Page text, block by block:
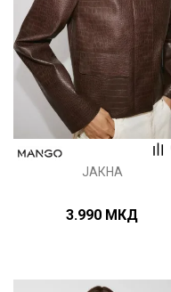
ЈАКНА
3.990 МКД